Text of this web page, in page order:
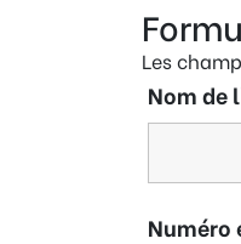
Les
Nom
Numéro